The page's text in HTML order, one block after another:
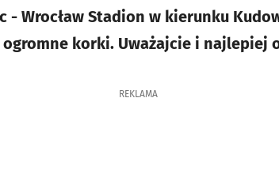
- Wrocław Stadion w kierunku
korki. Uważajcie i najlepiej
REKLAMA